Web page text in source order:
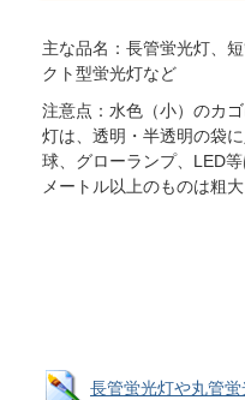
主な品名：長管蛍光灯、
クト型蛍光灯など
注意点：水色（小）のカ
灯は、透明・半透明の袋
球、グローランプ、LED
メートル以上のものは粗
長管蛍光灯や丸管